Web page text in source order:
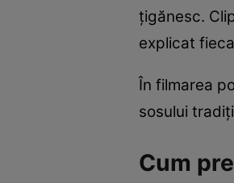
țigănesc.
explicat
În filmarea
sosului
Cum